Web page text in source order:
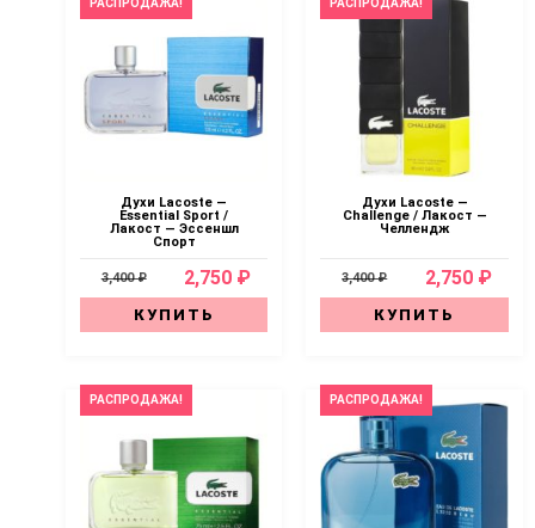
РАСПРОДАЖА!
Духи Lacoste —
Essential Sport /
Лакост — Эссеншл
Спорт
3,400 ₽ 2,750 ₽
КУПИТЬ
РАСПРОДАЖА!
Духи Lacoste —
Challenge / Лакост —
Челлендж
3,400 ₽ 2,750 ₽
КУПИТЬ
РАСПРОДАЖА! РАСПРОДАЖА!